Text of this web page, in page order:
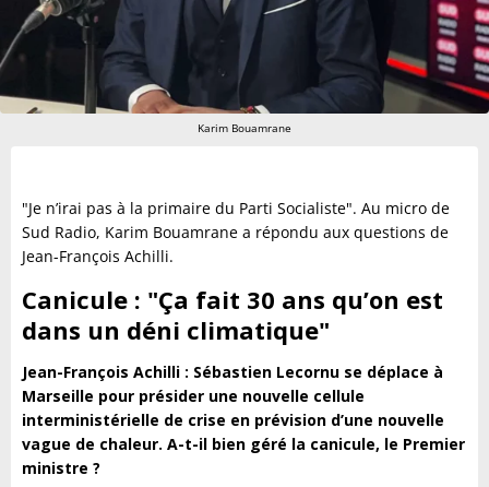
Karim Bouamrane
"Je n’irai pas à la primaire du Parti Socialiste". Au micro de
Sud Radio, Karim Bouamrane a répondu aux questions de
Jean-François Achilli.
Canicule : "Ça fait 30 ans qu’on est
dans un déni climatique"
Jean-François Achilli : Sébastien Lecornu se déplace à
Marseille pour présider une nouvelle cellule
interministérielle de crise en prévision d’une nouvelle
vague de chaleur. A-t-il bien géré la canicule, le Premier
ministre ?